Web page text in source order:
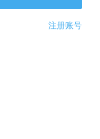
注册账号